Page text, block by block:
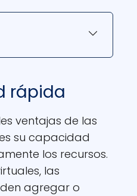
rápida
ventajas de las
su capacidad
los recursos.
las
agregar o